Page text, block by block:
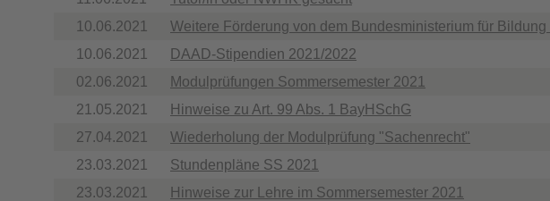
10.06.2021
Weitere Förderung von dem Bundesministerium für
10.06.2021
DAAD-Stipendien 2021/2022
02.06.2021
Modulprüfungen Sommersemester 2021
21.05.2021
Hinweise zu Art. 99 Abs. 1 BayHSchG
27.04.2021
Wiederholung der Modulprüfung "Sachenrecht"
23.03.2021
Stundenpläne SS 2021
23.03.2021
Hinweise zur Lehre im Sommersemester 2021